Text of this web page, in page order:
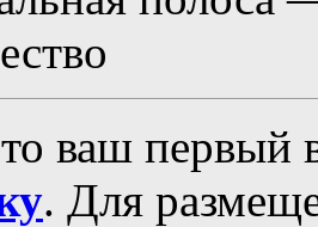
ваш первый
. Для